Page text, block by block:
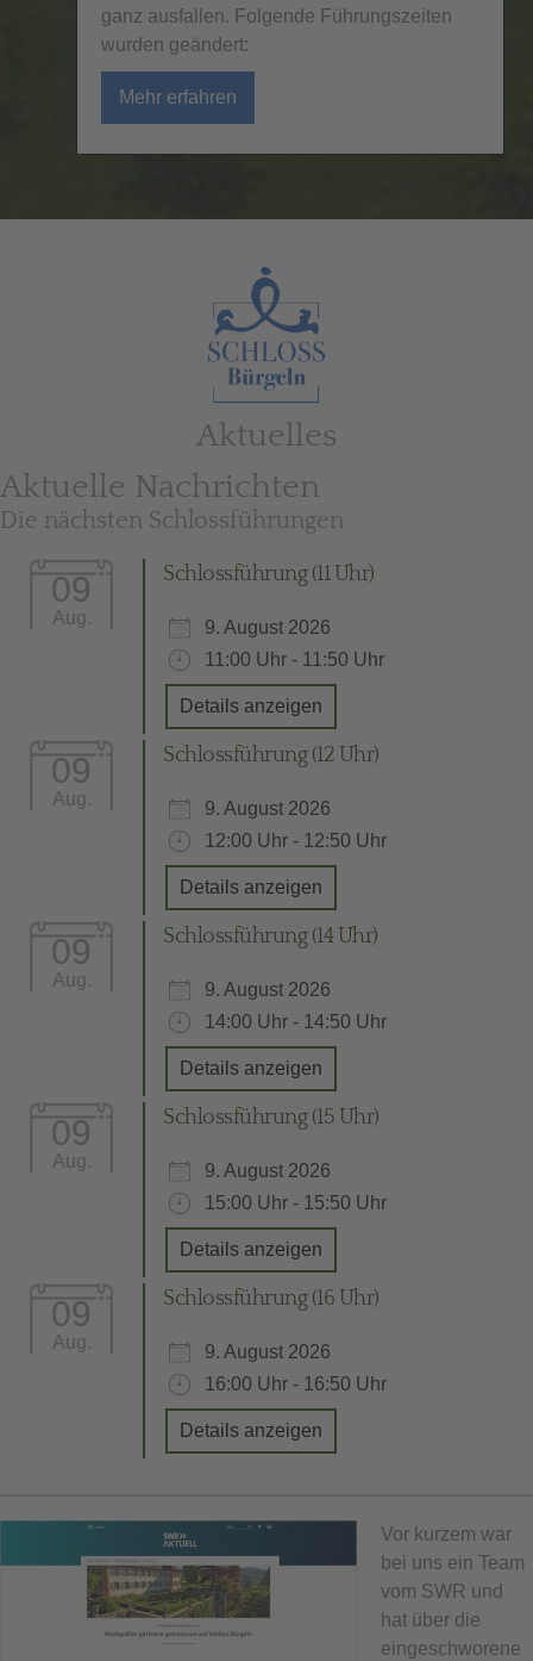
ganz ausfallen. Folgende Führungszeiten
wurden geändert:
Mehr erfahren
Aktuelles
Aktuelle Nachrichten
Die nächsten Schlossführungen
09
Aug.
Schlossführung (11 Uhr)
9. August 2026
11:00 Uhr - 11:50 Uhr
Details anzeigen
09
Aug.
Schlossführung (12 Uhr)
9. August 2026
12:00 Uhr - 12:50 Uhr
Details anzeigen
09
Aug.
Schlossführung (14 Uhr)
9. August 2026
14:00 Uhr - 14:50 Uhr
Details anzeigen
09
Aug.
Schlossführung (15 Uhr)
9. August 2026
15:00 Uhr - 15:50 Uhr
Details anzeigen
09
Aug.
Schlossführung (16 Uhr)
9. August 2026
16:00 Uhr - 16:50 Uhr
Details anzeigen
Vor kurzem war
bei uns ein Team
vom SWR und
hat über die
eingeschworene